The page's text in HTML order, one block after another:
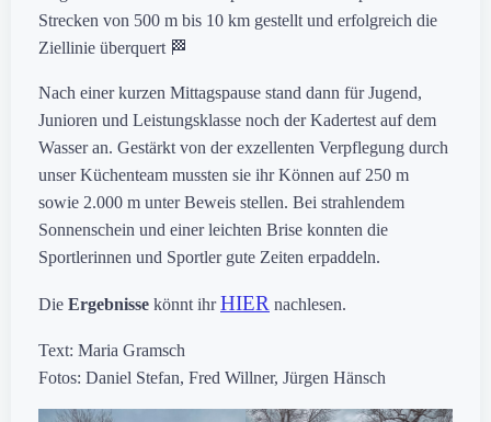
Strecken von 500 m bis 10 km gestellt und erfolgreich die
Ziellinie überquert 🏁
Nach einer kurzen Mittagspause stand dann für Jugend,
Junioren und Leistungsklasse noch der Kadertest auf dem
Wasser an. Gestärkt von der exzellenten Verpflegung durch
unser Küchenteam mussten sie ihr Können auf 250 m
sowie 2.000 m unter Beweis stellen. Bei strahlendem
Sonnenschein und einer leichten Brise konnten die
Sportlerinnen und Sportler gute Zeiten erpaddeln.
Die Ergebnisse könnt ihrHIER nachlesen.
Text: Maria Gramsch
Fotos: Daniel Stefan, Fred Willner, Jürgen Hänsch